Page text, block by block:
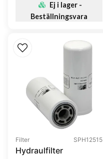
Ej i lager -
Beställningsvara
Filter SPH12515
Hydraulfilter